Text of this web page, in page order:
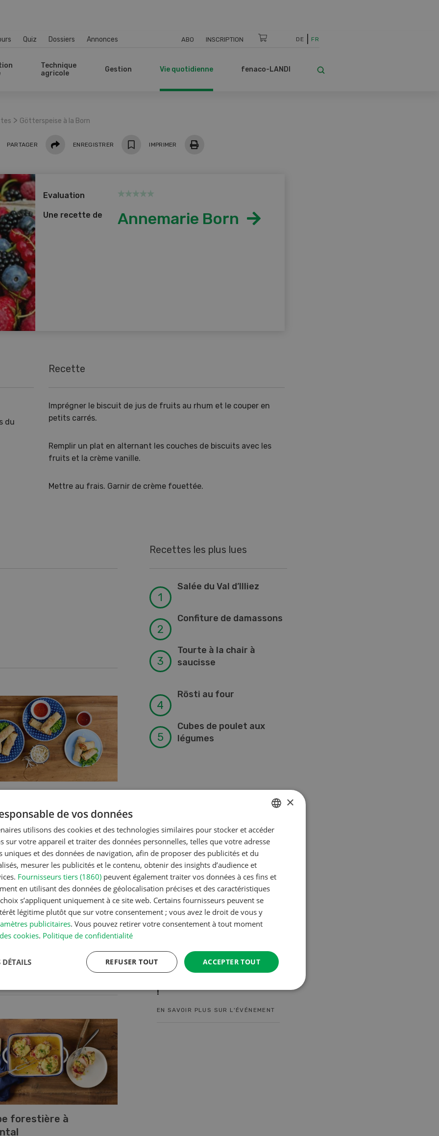
Quiz Dossiers Annonces ABO INSCRIPTION DE FR
Technique
agricole
Gestion Vie quotidienne fenaco-LANDI
> Götterspeise à la Born
PARTAGER PartagerENREGISTRER IMPRIMER
Evaluation
Une recette de Annemarie Born
du
Recette
Imprégner le biscuit de jus de fruits au rhum et le couper en
petits carrés.
Remplir un plat en alternant les couches de biscuits avec les
fruits et la crème vanille.
Mettre au frais. Garnir de crème fouettée.
à la crème
forestière à
Recettes les plus lues
Salée du Val d’Illiez
Confiture de damassons
Tourte à la chair à
saucisse
Rösti au four
Cubes de poulet aux
légumes
CONTINUER À LIRE
08. nov. - 31. déc. 2026
!
EN SAVOIR PLUS SUR L'ÉVÉNEMENT
Cours spécialisé
Aquaculture
GERMAN
FRENCH
×
de vos données
utilisons des cookies et des technologies similaires pour stocker et accéder
sur votre appareil et traiter des données personnelles, telles que votre adresse
uniques et des données de navigation, afin de proposer des publicités et du
mesurer les publicités et le contenu, obtenir des insights d’audience et
Fournisseurs tiers (1860) peuvent également traiter vos données à ces fins et
en utilisant des données de géolocalisation précises et des caractéristiques
s’appliquent uniquement à ce site web. Certains fournisseurs peuvent se
légitime plutôt que sur votre consentement ; vous avez le droit de vous y
publicitaires. Vous pouvez retirer votre consentement à tout moment
cookies. Politique de confidentialité
ACCEPTER TOUT
REFUSER TOUT
DÉTAILS